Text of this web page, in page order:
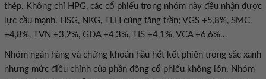
thép. Không chỉ HPG, các cổ phiếu trong nhóm này đều nhận được
lực cầu mạnh. HSG, NKG, TLH cùng tăng trần; VGS +5,8%, SMC
+4,8%, TVN +3,2%, GDA +4,3%, TIS +4,1%, VCA +6,6%…
Nhóm ngân hàng và chứng khoán hầu hết kết phiên trong sắc xanh
nhưng mức điều chỉnh của phần đông cổ phiếu không lớn. Nhóm